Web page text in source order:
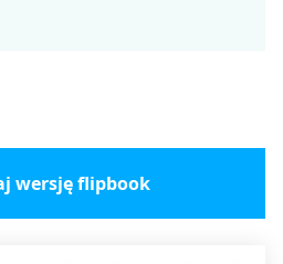
wersję flipbook